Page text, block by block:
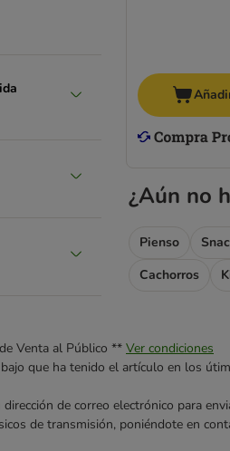
¿Aún no
Pienso
Cachorros
Venta al Público ** Ver condiciones
que ha tenido el artículo en los
de correo electrónico para
de transmisión, poniéndote en